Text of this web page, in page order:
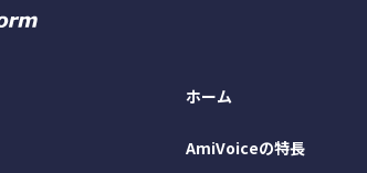
ホーム
AmiVoiceの特長